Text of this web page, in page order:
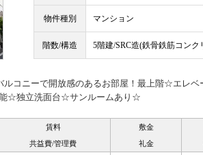
物件種別 マンション
階数/構造 5階建/SRC造(鉄骨鉄筋コンク
ルコニーで開放感のあるお部屋！最上階☆エレ
☆独立洗面台☆サンルームあり☆
賃料
共益費/管理費
敷金
礼金